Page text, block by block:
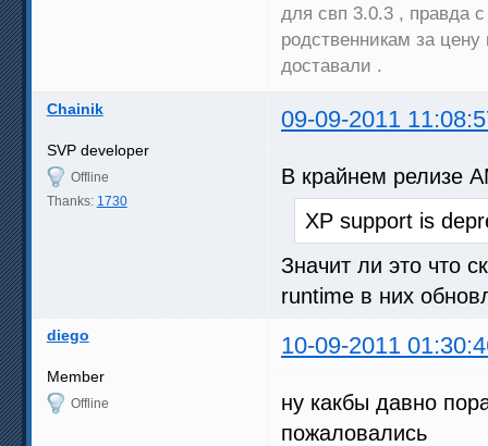
для свп 3.0.3 , правда
родственникам за
доставали .
Chainik 09-09-2011
SVP developer
Offline
Thanks: 1730
В крайнем релизе
XP support is
Значит ли это что
runtime в них
diego 10-09-2011
Member
Offline
ну какбы давно
пожаловались